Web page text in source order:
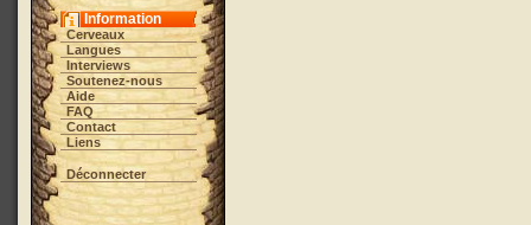
Information
Cerveaux
Langues
Interviews
Soutenez-nous
Aide
FAQ
Contact
Liens
Déconnecter